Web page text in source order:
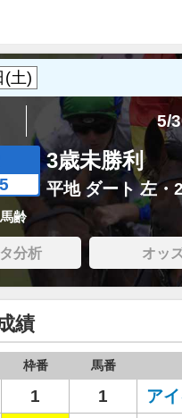
5/
3歳未勝利
平地 ダート 左・
齢
分析 オッ
績
枠番 馬番
1 1 ア